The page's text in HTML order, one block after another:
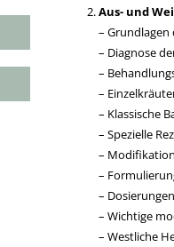
Aus- und
– Grundlagen
– Diagnose
–
–
– Klassische
– Spezielle
–
–
–
– Wichtige
– Westliche